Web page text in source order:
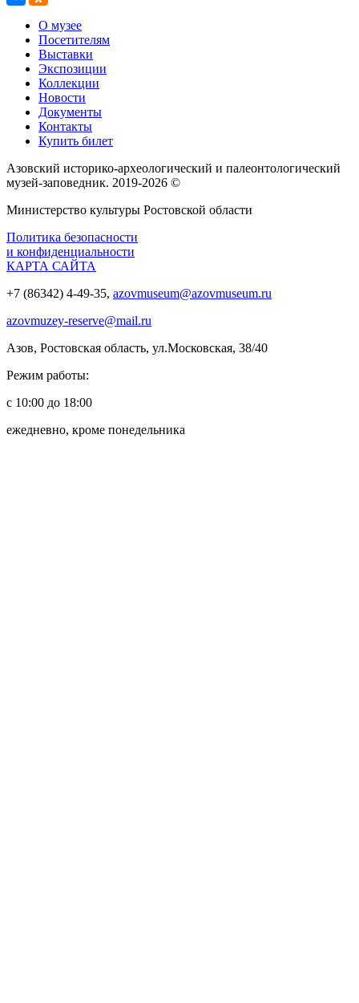
О музее
Посетителям
Выставки
Экспозиции
Коллекции
Новости
Документы
Контакты
Купить билет
Азовский историко‑археологический и палеонтологический
музей‑заповедник. 2019-2026 ©
Министерство культуры Ростовской области
Политика безопасности
и конфиденциальности
КАРТА САЙТА
+7 (86342) 4-49-35, azovmuseum@azovmuseum.ru
azovmuzey-reserve@mail.ru
Азов, Ростовская область, ул.Московская, 38/40
Режим работы:
с 10:00 до 18:00
ежедневно, кроме понедельника